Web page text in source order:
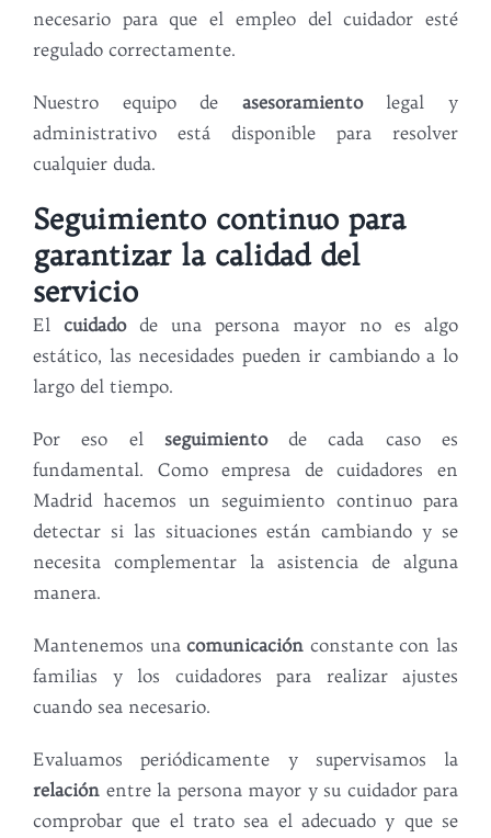
necesario para que el empleo del cuidador esté
regulado correctamente.
Nuestro equipo de asesoramientolegal y
administrativo está disponible para resolver
cualquier duda.
Seguimiento continuo para
garantizar la calidad del
servicio
El cuidadode una persona mayor no es algo
estático, las necesidades pueden ir cambiando a lo
largo del tiempo.
Por eso el seguimientode cada caso es
fundamental. Como empresa de cuidadores en
Madrid hacemos un seguimiento continuo para
detectar si las situaciones están cambiando y se
necesita complementar la asistencia de alguna
manera.
Mantenemos unacomunicación constante con las
familias y los cuidadores para realizar ajustes
cuando sea necesario.
Evaluamos periódicamente y supervisamos la
relación entre la persona mayor y su cuidador para
comprobar que el trato sea el adecuado y que se